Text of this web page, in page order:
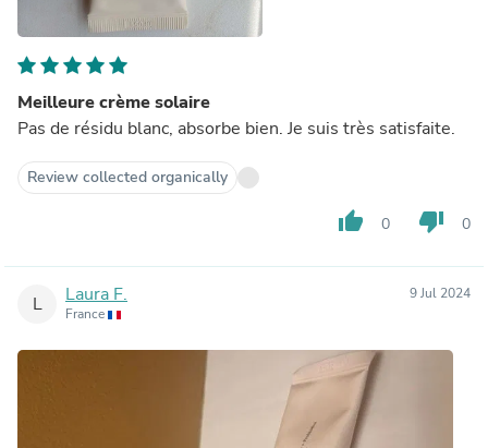
Meilleure crème solaire
Pas de résidu blanc, absorbe bien. Je suis très satisfaite.
Review collected organically
thumb_up 0 thumb_down 0
L Laura F.
France
9 Jul 2024